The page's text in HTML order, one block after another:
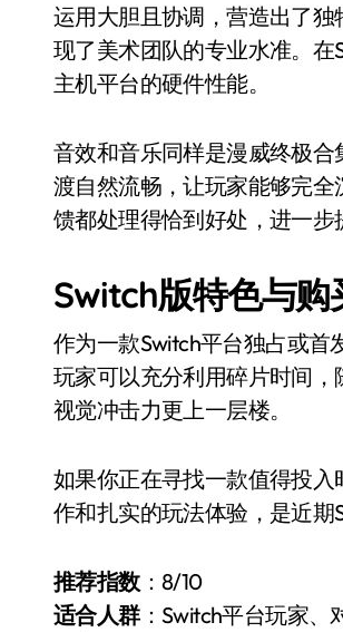
运用大胆且协调，营造出了
现了美术团队的专业水准。
主机平台的硬件性能。
音效和音乐同样是漫威终极
渡自然流畅，让玩家能够完
馈都处理得恰到好处，进一步
Switch版特色与购
作为一款Switch平台独占或
玩家可以充分利用碎片时间
视觉冲击力更上一层楼。
如果你正在寻找一款值得投入
作和扎实的玩法体验，是近期
推荐指数：8/10
适合人群：Switch平台玩家、